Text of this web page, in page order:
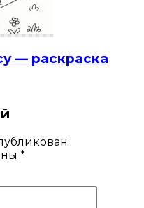
— раскраска
*